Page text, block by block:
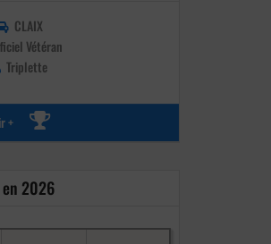
CLAIX
Vétéran
Triplette
+
2026